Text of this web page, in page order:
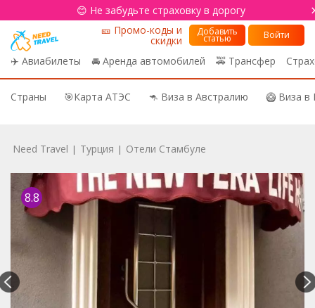
😊 Не забудьте страховку в дорогу
✈️ Авиабилеты 🚘 Аренда автомобилей 🚕 Трансфер
🎫 Промо-коды и
скидки
Добавить
статью Войти
Страны 🎯Карта АТЭС 🦘 Виза в Австралию 🥝 Виза
Need Travel | Турция | Отели Стамбуле
8.8